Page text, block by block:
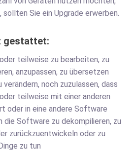
sollten Sie ein Upgrade erwerben.
gestattet:
teilweise zu bearbeiten, zu
anzupassen, zu übersetzen
noch zuzulassen, dass
teilweise mit einer anderen
oder in eine andere Software
die Software zu dekompilieren, zu
zurückzuentwickeln oder zu
zu tun